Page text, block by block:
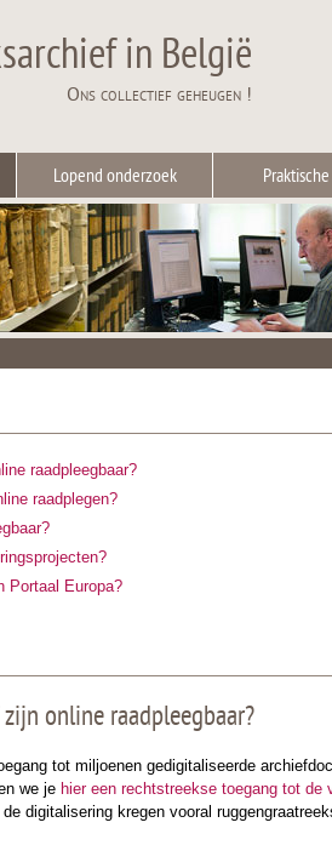
in België
Ons collectief geheugen !
Lopend onderzoek
raadpleegbaar?
raadplegen?
Portaal Europa?
online raadpleegbaar?
tot miljoenen gedigitaliseerde
we je hier een rechtstreekse toegang tot
digitalisering kregen vooral